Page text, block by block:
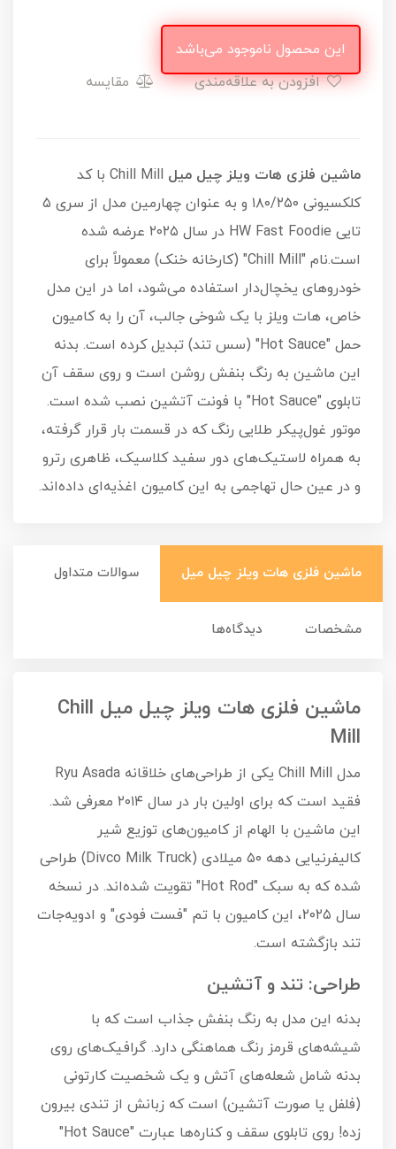
این محصول ناموجود می‌باشد
افزودن به علاقه‌مندی
مقایسه
ماشین فلزی هات ویلز چیل میل
Chill Mill با کد
کلکسیونی ۱۸۰/۲۵۰ و به عنوان چهارمین مدل از سری ۵
تایی HW Fast Foodie در سال ۲۰۲۵ عرضه شده
است.نام "Chill Mill" (کارخانه خنک) معمولاً برای
خودروهای یخچال‌دار استفاده می‌شود، اما در این مدل
خاص، هات ویلز با یک شوخی جالب، آن را به کامیون
حمل "Hot Sauce" (سس تند) تبدیل کرده است. بدنه
این ماشین به رنگ بنفش روشن است و روی سقف آن
تابلوی "Hot Sauce" با فونت آتشین نصب شده است.
موتور غول‌پیکر طلایی رنگ که در قسمت بار قرار گرفته،
به همراه لاستیک‌های دور سفید کلاسیک، ظاهری رترو
و در عین حال تهاجمی به این کامیون اغذیه‌ای داده‌اند.
ماشین فلزی هات ویلز چیل میل سوالات متداول
مشخصات دیدگاه‌ها
ماشین فلزی هات ویلز چیل میل Chill
Mill
مدل Chill Mill یکی از طراحی‌های خلاقانه Ryu Asada
فقید است که برای اولین بار در سال ۲۰۱۴ معرفی شد.
این ماشین با الهام از کامیون‌های توزیع شیر
کالیفرنیایی دهه ۵۰ میلادی (Divco Milk Truck) طراحی
شده که به سبک "Hot Rod" تقویت شده‌اند. در نسخه
سال ۲۰۲۵، این کامیون با تم "فست فودی" و ادویه‌جات
تند بازگشته است.
طراحی: تند و آتشین
بدنه این مدل به رنگ بنفش جذاب است که با
شیشه‌های قرمز رنگ هماهنگی دارد. گرافیک‌های روی
بدنه شامل شعله‌های آتش و یک شخصیت کارتونی
(فلفل یا صورت آتشین) است که زبانش از تندی بیرون
زده! روی تابلوی سقف و کناره‌ها عبارت "Hot Sauce"